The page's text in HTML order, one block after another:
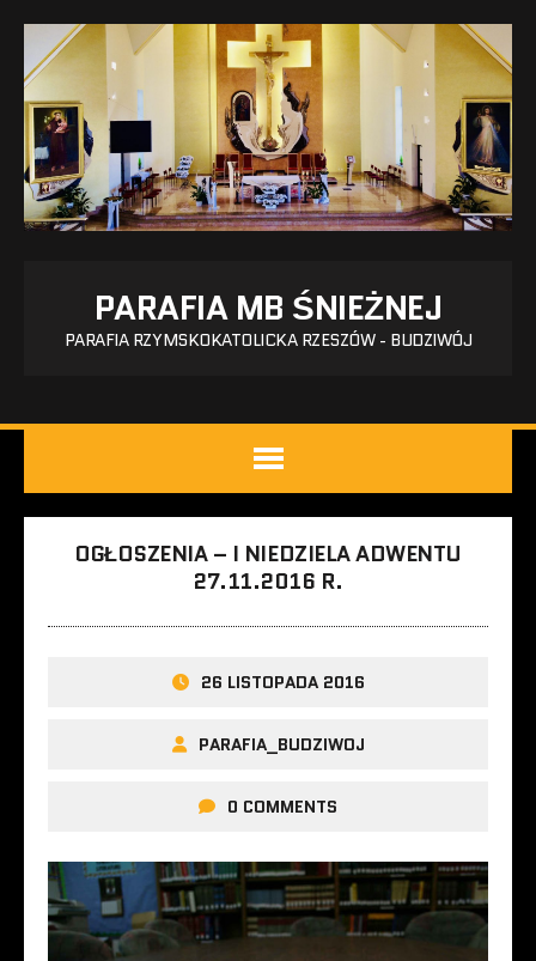
PARAFIA MB ŚNIEŻNEJ
PARAFIA RZYMSKOKATOLICKA RZESZÓW - BUDZIWÓJ
OGŁOSZENIA – I NIEDZIELA ADWENTU
27.11.2016 R.
26 LISTOPADA 2016
PARAFIA_BUDZIWOJ
0 COMMENTS